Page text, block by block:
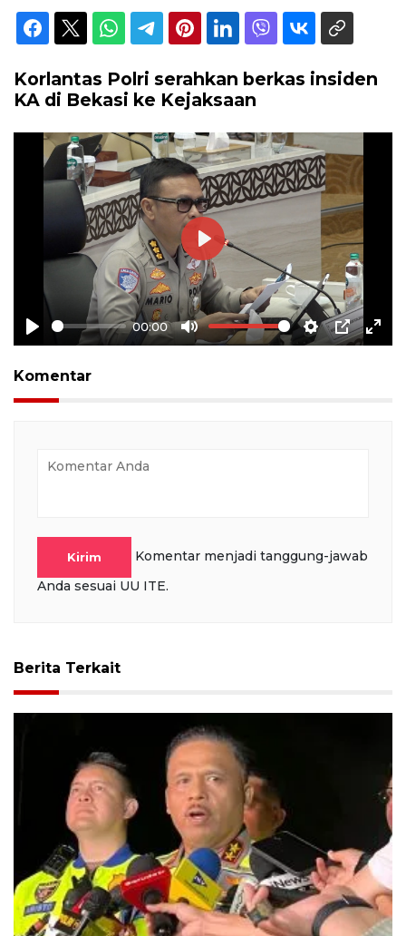
Korlantas Polri serahkan berkas insiden
KA di Bekasi ke Kejaksaan
Play
00:00
Mute Settings
PIP
Play
Komentar
Kirim
Komentar menjadi tanggung-jawab
Anda sesuai UU ITE.
Berita Terkait